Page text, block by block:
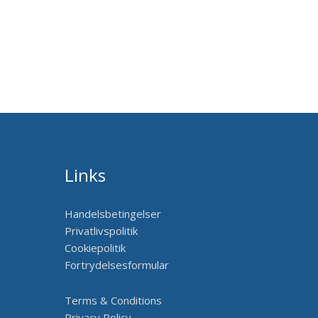
Links
Handelsbetingelser
Privatlivspolitik
Cookiepolitik
Fortrydelsesformular
Terms & Conditions